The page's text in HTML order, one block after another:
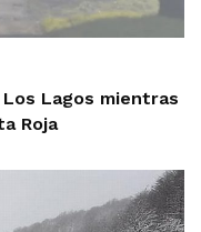
Lagos mientras
Roja